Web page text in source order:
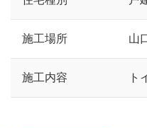
施工場所 山
施工内容 ト